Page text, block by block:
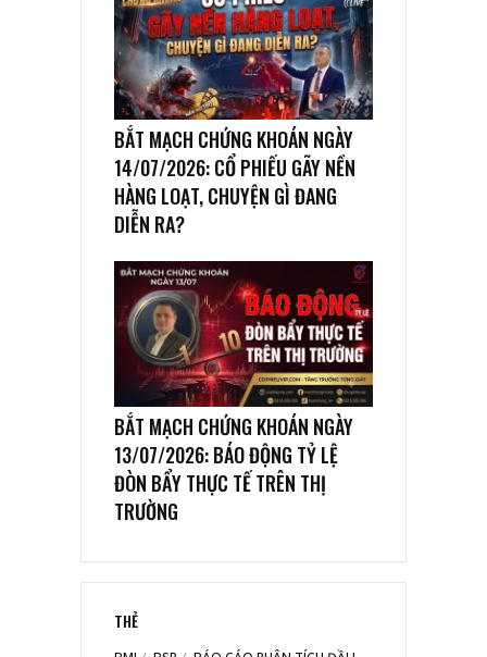
BẮT MẠCH CHỨNG KHOÁN NGÀY
14/07/2026: CỔ PHIẾU GÃY NỀN
HÀNG LOẠT, CHUYỆN GÌ ĐANG
DIỄN RA?
BẮT MẠCH CHỨNG KHOÁN NGÀY
13/07/2026: BÁO ĐỘNG TỶ LỆ
ĐÒN BẨY THỰC TẾ TRÊN THỊ
TRƯỜNG
THẺ